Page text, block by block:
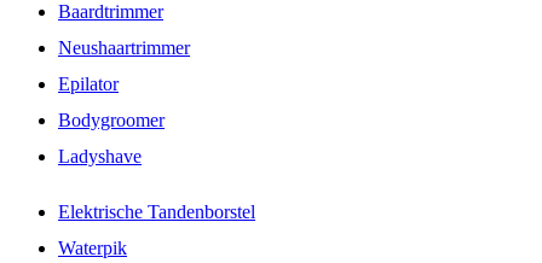
Baardtrimmer
Neushaartrimmer
Epilator
Bodygroomer
Ladyshave
Elektrische Tandenborstel
Waterpik